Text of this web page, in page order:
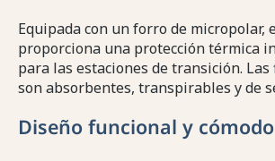
Equipada con un forro de micropolar,
proporciona una protección térmica
para las estaciones de transición.
son absorbentes, transpirables y de
Diseño funcional y cómodo